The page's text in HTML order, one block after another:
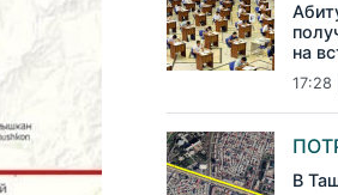
на
17:28
В